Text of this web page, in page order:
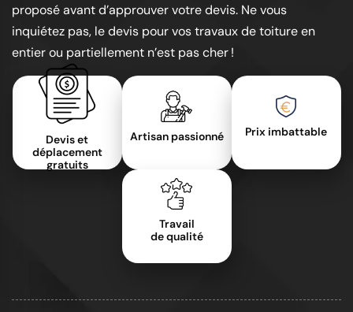
proposé avant d’approuver votre devis. Ne vous
inquiétez pas, le devis pour vos travaux de toiture en
entier ou partiellement n’est pas cher !
Devis et
déplacement
gratuits
Artisan passionné Prix imbattable
Travail
de qualité